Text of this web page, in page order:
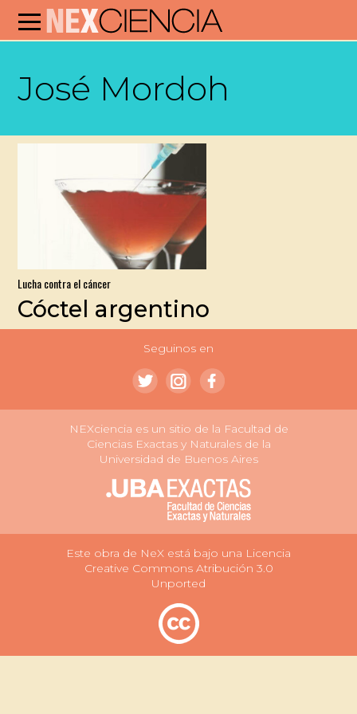
José Mordoh
Lucha contra el cáncer
Cóctel argentino
Seguinos en
NEXciencia es un sitio de la Facultad de
Ciencias Exactas y Naturales de la
Universidad de Buenos Aires
Este obra de NeX está bajo una Licencia
Creative Commons Atribución 3.0
Unported